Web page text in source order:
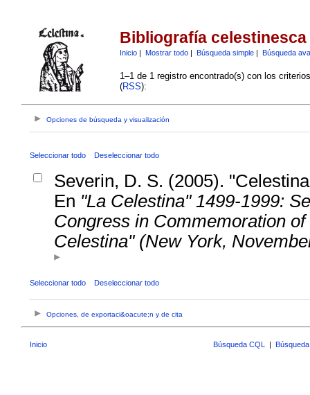
Bibliografía celestinesca
Inicio| Mostrar todo| Búsqueda simple| Búsqueda
1–1 de 1 registro encontrado(s) con los
(RSS):
Opciones de búsqueda y visualización
Seleccionar todo Deseleccionar todo
Severin, D. S. (2005).
En "La Celestina" 1499-1999:
Congress in Commemoration
Celestina" (New York,
Seleccionar todo Deseleccionar todo
Opciones, de exportaci&oacute;n y de cita
Inicio Búsqueda CQL |